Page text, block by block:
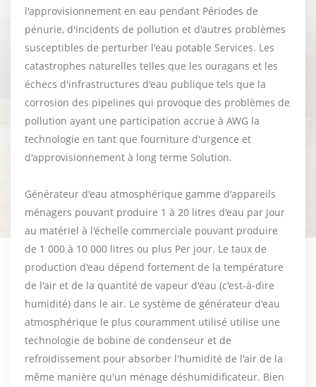
l'approvisionnement en eau pendant Périodes de
pénurie, d'incidents de pollution et d'autres problèmes
susceptibles de perturber l'eau potable Services. Les
catastrophes naturelles telles que les ouragans et les
échecs d'infrastructures d'eau publique tels que la
corrosion des pipelines qui provoque des problèmes de
pollution ayant une participation accrue à AWG la
technologie en tant que fourniture d'urgence et
d'approvisionnement à long terme Solution.
Générateur d'eau atmosphérique gamme d'appareils
ménagers pouvant produire 1 à 20 litres d'eau par Jour
au matériel à l'échelle commerciale pouvant produire
de 1 000 à 10 000 litres ou plus Per jour. Le taux de
production d'eau dépend fortement de la température
de l'air et de la quantité de vapeur d'eau (c'est-à-dire
humidité) dans le air. Le système de générateur d'eau
atmosphérique le plus couramment utilisé utilise une
technologie de bobine de condenseur et de
refroidissement pour absorber l'humidité de l'air de la
même manière qu'un ménage déshumidificateur. Bien